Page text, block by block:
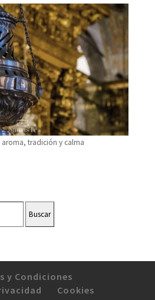
aroma, tradición y calma
Buscar
y Condiciones
Cookies